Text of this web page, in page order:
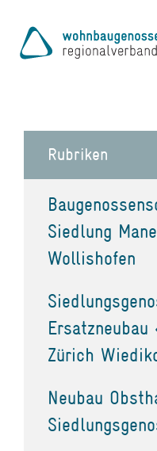
Rubriken
Siedlung
Wollishofen
Zürich
Neubau